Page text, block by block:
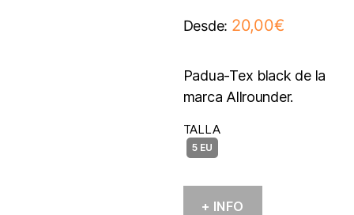
Desde: 20,00€
Padua-Tex black de la
marca Allrounder.
TALLA
+ INFO